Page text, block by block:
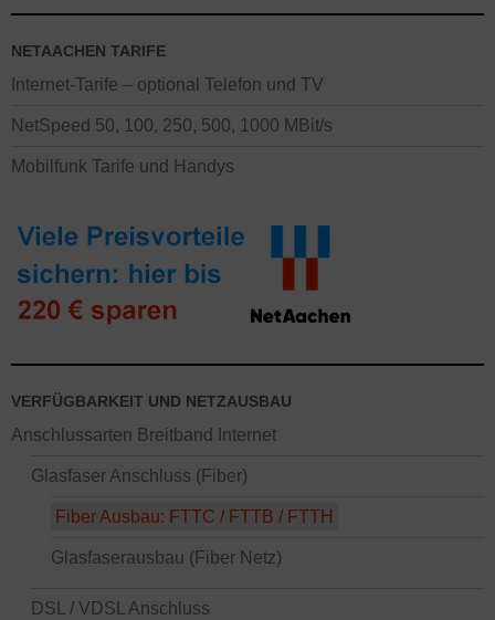
NETAACHEN TARIFE
Internet-Tarife – optional Telefon und TV
NetSpeed 50, 100, 250, 500, 1000 MBit/s
Mobilfunk Tarife und Handys
VERFÜGBARKEIT UND NETZAUSBAU
Anschlussarten Breitband Internet
Glasfaser Anschluss (Fiber)
Fiber Ausbau: FTTC / FTTB / FTTH
Glasfaserausbau (Fiber Netz)
DSL / VDSL Anschluss